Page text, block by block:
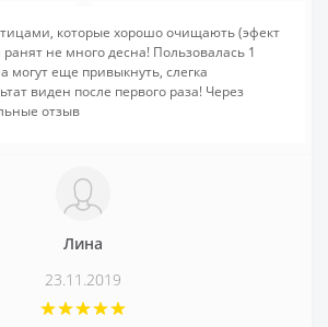
которые хорошо очищають (эфект
не много десна! Пользовалась 1
могут еще привыкнуть, слегка
виден после первого раза! Через
отзыв
Лина
23.11.2019